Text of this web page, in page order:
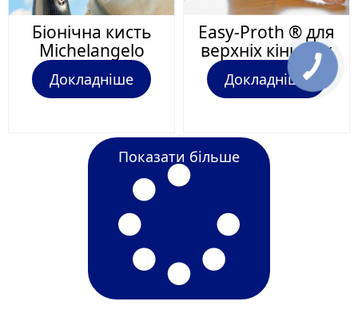
Біонічна кисть
Michelangelo
Докладніше
Easy-Proth ® для
верхніх кінцівок
Докладніше
Показати більше